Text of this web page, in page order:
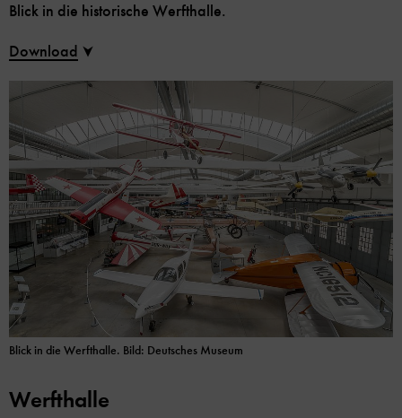
Blick in die Werfthalle. Bild: Deutsches Museum
Blick in die historische Werfthalle.
Download
Werfthalle